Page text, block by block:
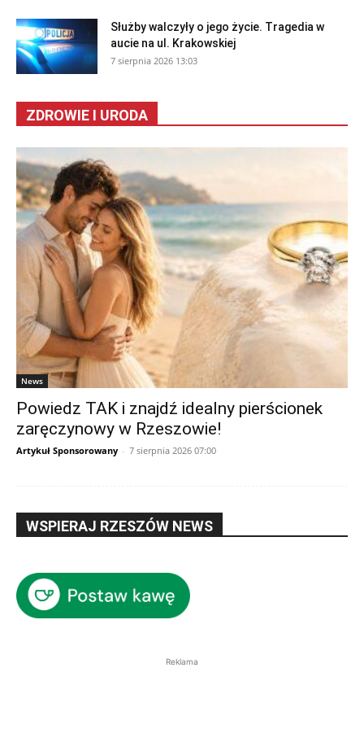
Służby walczyły o jego życie. Tragedia w
aucie na ul. Krakowskiej
7 sierpnia 2026 13:03
ZDROWIE I URODA
News
Powiedz TAK i znajdź idealny pierścionek
zaręczynowy w Rzeszowie!
Artykuł Sponsorowany - 7 sierpnia 2026 07:00
WSPIERAJ RZESZÓW NEWS
Reklama